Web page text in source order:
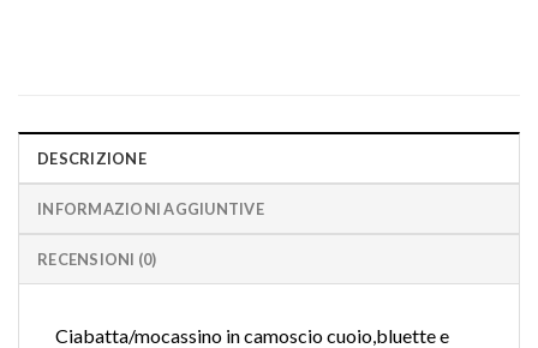
DESCRIZIONE
INFORMAZIONI AGGIUNTIVE
RECENSIONI (0)
Ciabatta/mocassino in camoscio cuoio,bluette e